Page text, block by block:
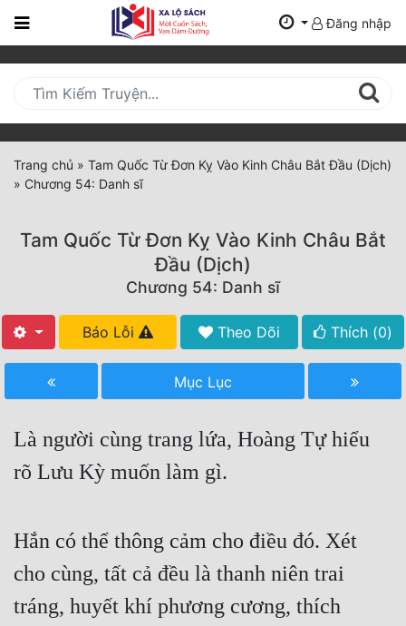
Trang
Mới
Cập
Nhật
(current)
Thể Loại
Truyện Mới Ra
Hoàn Thành
Free
Hậu Cung
Truyện Dịch
Truyện Nhập Môn
Truyện ngắn
Đăng nhập
Trang chủ » Tam Quốc Từ Đơn Kỵ Vào Kinh Châu Bắt Đầu (Dịch)
» Chương 54: Danh sĩ
Tam Quốc Từ Đơn Kỵ Vào Kinh Châu Bắt
Đầu (Dịch)
Chương 54: Danh sĩ
Báo Lỗi Theo Dõi Thích (0)
Mục Lục
Là người cùng trang lứa, Hoàng Tự hiểu
rõ Lưu Kỳ muốn làm gì.
Hắn có thể thông cảm cho điều đó. Xét
cho cùng, tất cả đều là thanh niên trai
tráng, huyết khí phương cương, thích